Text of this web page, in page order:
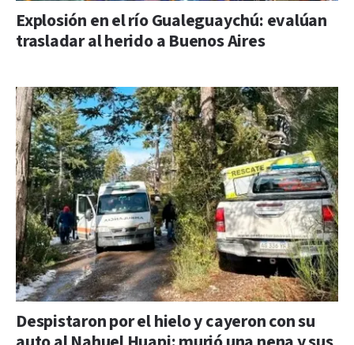
Explosión en el río Gualeguaychú: evalúan
trasladar al herido a Buenos Aires
Despistaron por el hielo y cayeron con su